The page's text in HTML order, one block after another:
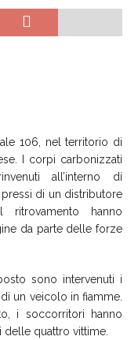
106, nel territorio di
I corpi carbonizzati
all’interno di
pressi di un distributore
hanno
da parte delle forze
sono intervenuti i
un veicolo in fiamme.
i soccorritori hanno
delle quattro vittime.